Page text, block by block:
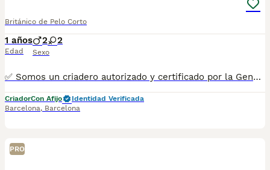
Británico de Pelo Corto
1 años
Edad
2 2
Sexo
✅ Somos un criadero autorizado y certificado por la Generalitat de Catalunya. PARA MÁS INFORMACIÓN: ☎️ 933095977 📱 685878504 / 674320847 💻 www.aquanatura.es 🚙 Hacemos envíos 📌 Calle Roger de Flor 45, muy cerca del Arc de Triomf de Barcelona, de Lunes a Sábados. Se entregan con la mayoría de sus vacunas, desparasitados interna y externamente, con microchip y su registro, cartilla sanitaria y contrato de garantías, bajo la supervisión de nuestro equipo veterinario. AQUANATURA
CriadorCon Afijo
Identidad Verificada
Barcelona, Barcelona
PRO